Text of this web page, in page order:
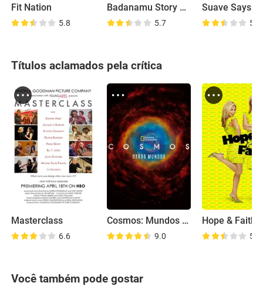
Fit Nation
5.8
Badanamu Story Time
5.7
Suave Says
5.9
Títulos aclamados pela crítica
Masterclass
6.6
Cosmos: Mundos Possíveis
9.0
Hope & Faith
5.5
Você também pode gostar